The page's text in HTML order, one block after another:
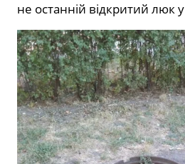
не останній відкритий люк у